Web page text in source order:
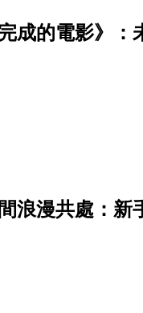
成的電影》
浪漫共處：新